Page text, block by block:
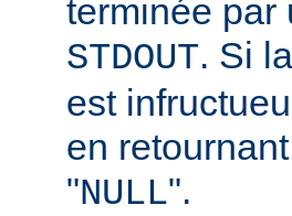
terminée par
STDOUT. Si
est
en
"NULL".